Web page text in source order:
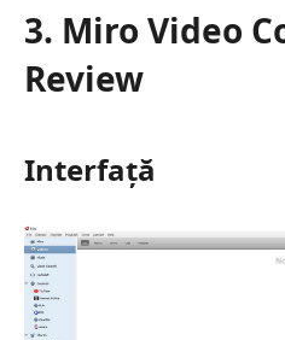
3. Miro Video
Review
Interfață